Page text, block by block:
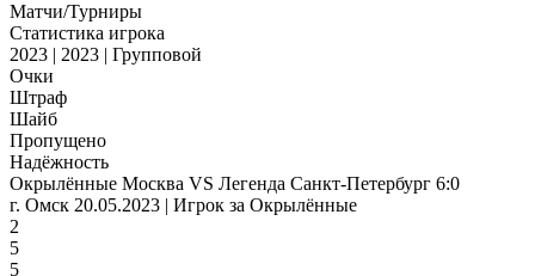
Матчи/Турниры
Статистика игрока
2023 | 2023 | Групповой
Очки
Штраф
Шайб
Пропущено
Надёжность
Окрылённые Москва VS Легенда Санкт-Петербург 6:0
г. Омск 20.05.2023 | Игрок за Окрылённые
2
5
5